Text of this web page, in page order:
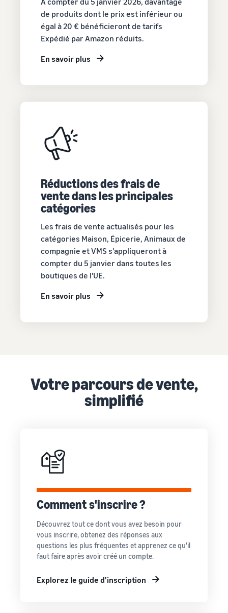
de produits dont le prix est inférieur ou
égal à 20 € bénéficieront de tarifs
Expédié par Amazon réduits.
En savoir plus
Réductions des frais de
vente dans les principales
catégories
Les frais de vente actualisés pour les
catégories Maison, Épicerie, Animaux de
compagnie et VMS s'appliqueront à
compter du 5 janvier dans toutes les
boutiques de l'UE.
En savoir plus
Votre parcours de vente,
simplifié
Comment s'inscrire ?
Découvrez tout ce dont vous avez besoin pour
vous inscrire, obtenez des réponses aux
questions les plus fréquentes et apprenez ce qu'il
faut faire après avoir créé un compte.
Explorez le guide d'inscription